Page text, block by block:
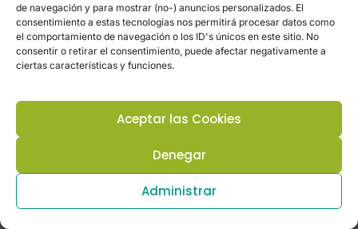
de navegación y para mostrar (no-) anuncios personalizados. El
consentimiento a estas tecnologías nos permitirá procesar datos como
el comportamiento de navegación o los ID's únicos en este sitio. No
consentir o retirar el consentimiento, puede afectar negativamente a
ciertas características y funciones.
Aceptar las Cookies
Denegar
Administrar